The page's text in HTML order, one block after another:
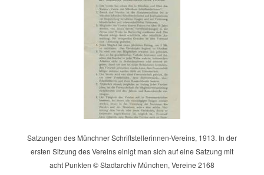
Satzungen des Münchner Schriftstellerinnen-Vereins, 1913. In der
ersten Sitzung des Vereins einigt man sich auf eine Satzung mit
acht Punkten © Stadtarchiv München, Vereine 2168